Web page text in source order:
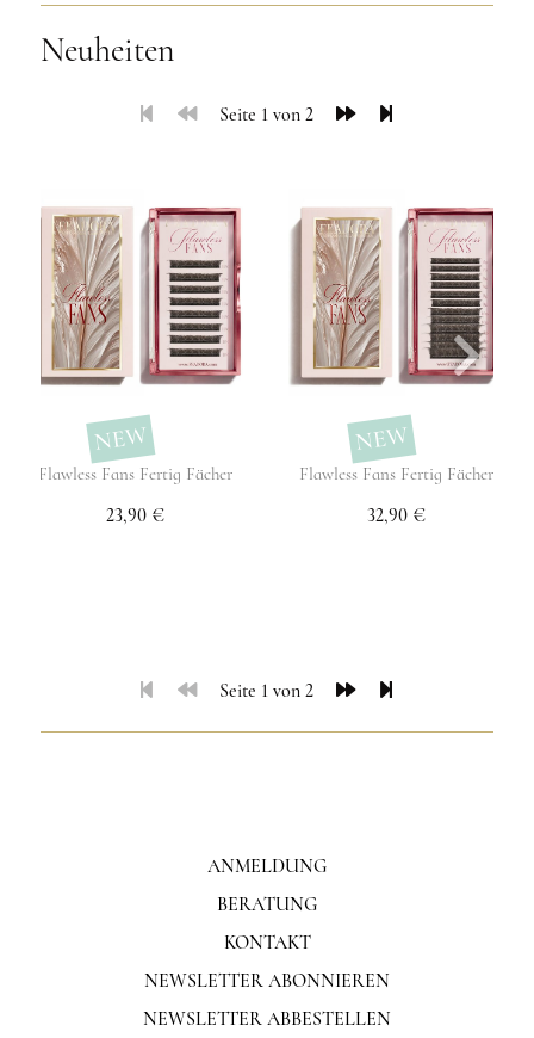
Neuheiten
Seite 1 von 2
NEW
Flawless Fans Fertig Fächer
23,90 €
NEW
Flawless Fans Fertig Fächer
32,90 €
Seite 1 von 2
ANMELDUNG
BERATUNG
KONTAKT
NEWSLETTER ABONNIEREN
NEWSLETTER ABBESTELLEN